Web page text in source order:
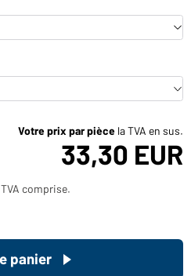
Votre prix par pièce la TVA en sus.
33,30 EUR
comprise.
panier